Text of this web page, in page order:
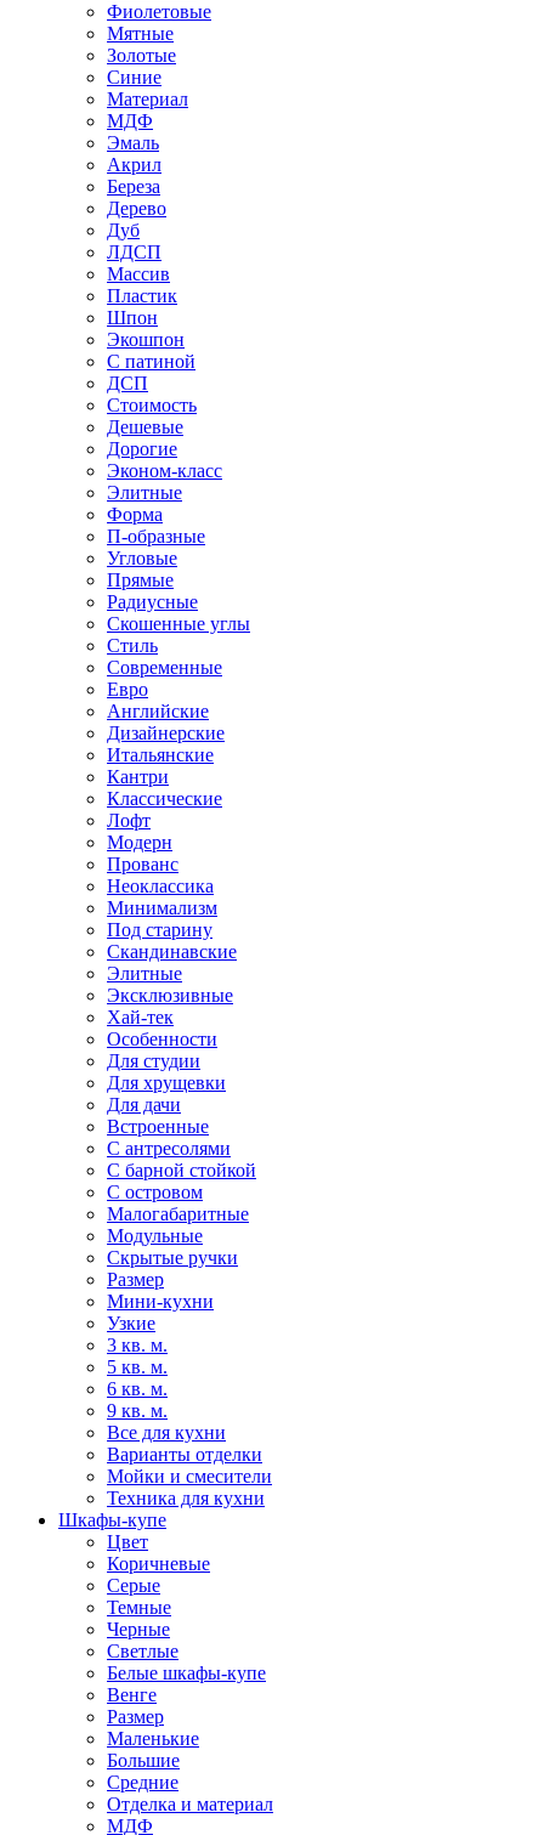
Фиолетовые
Мятные
Золотые
Синие
Материал
МДФ
Эмаль
Акрил
Береза
Дерево
Дуб
ЛДСП
Массив
Пластик
Шпон
Экошпон
С патиной
ДСП
Стоимость
Дешевые
Дорогие
Эконом-класс
Элитные
Форма
П-образные
Угловые
Прямые
Радиусные
Скошенные углы
Стиль
Современные
Евро
Английские
Дизайнерские
Итальянские
Кантри
Классические
Лофт
Модерн
Прованс
Неоклассика
Минимализм
Под старину
Скандинавские
Элитные
Эксклюзивные
Хай-тек
Особенности
Для студии
Для хрущевки
Для дачи
Встроенные
С антресолями
С барной стойкой
С островом
Малогабаритные
Модульные
Скрытые ручки
Размер
Мини-кухни
Узкие
3 кв. м.
5 кв. м.
6 кв. м.
9 кв. м.
Все для кухни
Варианты отделки
Мойки и смесители
Техника для кухни
Шкафы-купе
Цвет
Коричневые
Серые
Темные
Черные
Светлые
Белые шкафы-купе
Венге
Размер
Маленькие
Большие
Средние
Отделка и материал
МДФ